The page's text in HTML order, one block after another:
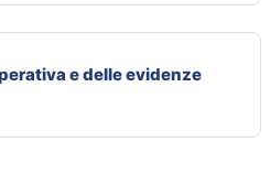
e delle evidenze